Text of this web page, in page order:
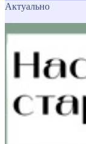
Актуально